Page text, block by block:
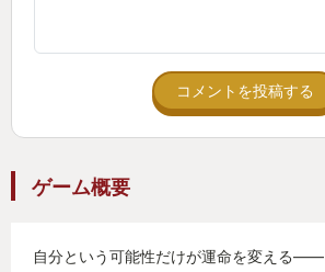
コメントを投稿する
ゲーム概要
自分という可能性だけが運命を変える――